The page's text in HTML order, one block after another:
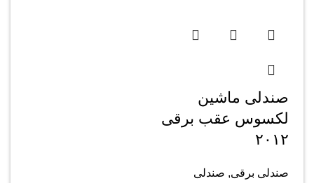
صندلی ماشین
لکسوس عقب برقی
۲۰۱۲
صندلی برقی, صندلی